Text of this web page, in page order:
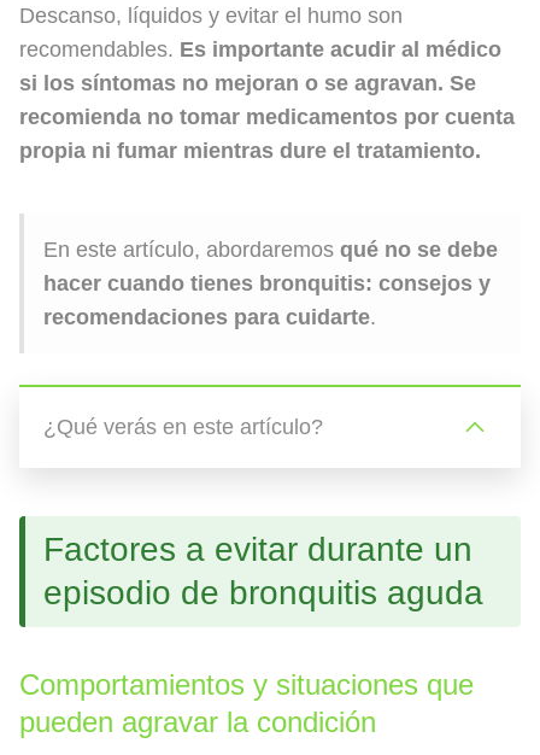
Descanso, líquidos y evitar el humo son
recomendables. Es importante acudir al médico
si los síntomas no mejoran o se agravan. Se
recomienda no tomar medicamentos por cuenta
propia ni fumar mientras dure el tratamiento.
En este artículo, abordaremos qué no se debe
hacer cuando tienes bronquitis: consejos y
recomendaciones para cuidarte.
¿Qué verás en este artículo?
Factores a evitar durante un
episodio de bronquitis aguda
Comportamientos y situaciones que
pueden agravar la condición